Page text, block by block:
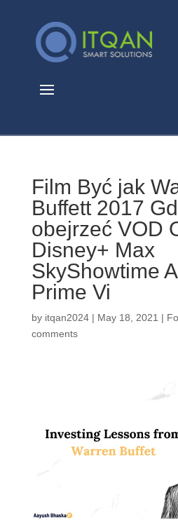
Film Być jak
Buffett 2017
obejrzeć VOD
Disney+ Max
SkyShowtime
Prime Vi
by itqan2024| May 18, 2021 |
comments